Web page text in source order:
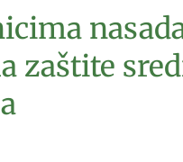
zaštite